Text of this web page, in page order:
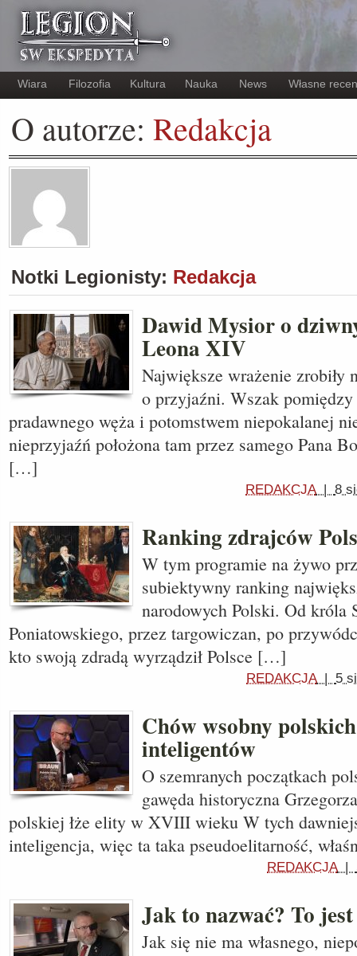
Wiara Filozofia Kultura Nauka News Własne
O autorze: Redakcja
Notki Legionisty: Redakcja
Dawid Mysior o
Leona XIV
Największe wrażenie zrobiły
o przyjaźni. Wszak
pradawnego węża i potomstwem niepokalanej
nieprzyjaźń położona tam przez samego Pana
[…]
REDAKCJA| 8
Ranking zdrajców
W tym programie na żywo
subiektywny ranking
narodowych Polski. Od króla
Poniatowskiego, przez targowiczan, po
kto swoją zdradą wyrządził Polsce […]
REDAKCJA| 5
Chów wsobny
inteligentów
O szemranych początkach
gawęda historyczna
polskiej łże elity w XVIII wieku W tych
inteligencja, więc ta taka pseudoelitarność,
REDAKCJA|
Jak to nazwać? To
Jak się nie ma własnego,